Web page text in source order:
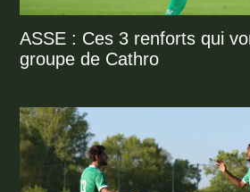
ASSE : Ces 3 renforts qui
groupe de Cathro